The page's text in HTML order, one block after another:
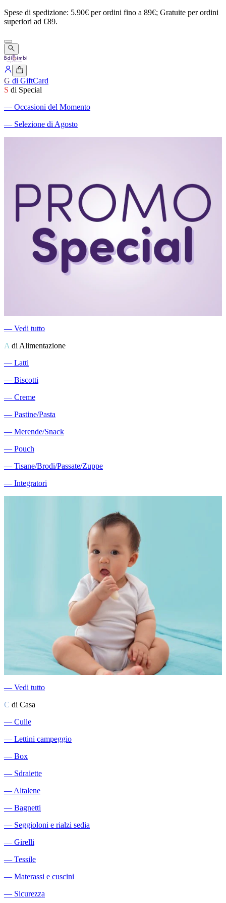
Spese di spedizione: 5.90€ perordini fino a 89€; Gratuite perordini
superiori ad €89.
G di GiftCard
S di Special
― Occasioni del Momento
― Selezione di Agosto
― Vedi tutto
A di Alimentazione
― Latti
― Biscotti
― Creme
― Pastine/Pasta
― Merende/Snack
― Pouch
― Tisane/Brodi/Passate/Zuppe
― Integratori
― Vedi tutto
C di Casa
― Culle
― Lettini campeggio
― Box
― Sdraiette
―Altalene
― Bagnetti
― Seggioloni e rialzi sedia
― Girelli
― Tessile
― Materassi e cuscini
― Sicurezza